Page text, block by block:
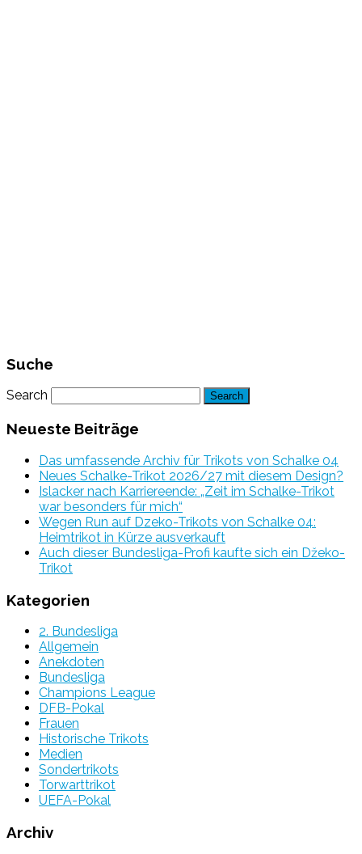
Suche
Search
Neueste Beiträge
Das umfassende Archiv für Trikots von Schalke 04
Neues Schalke-Trikot 2026/27 mit diesem Design?
Islacker nach Karriereende: „Zeit im Schalke-Trikot
war besonders für mich“
Wegen Run auf Dzeko-Trikots von Schalke 04:
Heimtrikot in Kürze ausverkauft
Auch dieser Bundesliga-Profi kaufte sich ein Džeko-
Trikot
Kategorien
2. Bundesliga
Allgemein
Anekdoten
Bundesliga
Champions League
DFB-Pokal
Frauen
Historische Trikots
Medien
Sondertrikots
Torwarttrikot
UEFA-Pokal
Archiv